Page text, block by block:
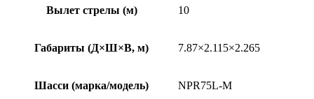
Вылет стрелы (м) 10
Габариты (Д×Ш×В, м) 7.87×2.115×2.265
Шасси (марка/модель) NPR75L-M